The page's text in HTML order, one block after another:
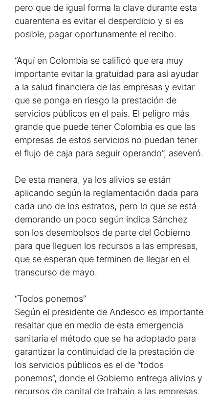
pero que de igual forma la clave durante esta
cuarentena es evitar el desperdicio y si es
posible, pagar oportunamente el recibo.
“Aquí en Colombia se calificó que era muy
importante evitar la gratuidad para así ayudar
a la salud financiera de las empresas y evitar
que se ponga en riesgo la prestación de
servicios públicos en el país. El peligro más
grande que puede tener Colombia es que las
empresas de estos servicios no puedan tener
el flujo de caja para seguir operando”, aseveró.
De esta manera, ya los alivios se están
aplicando según la reglamentación dada para
cada uno de los estratos, pero lo que se está
demorando un poco según indica Sánchez
son los desembolsos de parte del Gobierno
para que lleguen los recursos a las empresas,
que se esperan que terminen de llegar en el
transcurso de mayo.
“Todos ponemos”
Según el presidente de Andesco es importante
resaltar que en medio de esta emergencia
sanitaria el método que se ha adoptado para
garantizar la continuidad de la prestación de
los servicios públicos es el de “todos
ponemos”, donde el Gobierno entrega alivios y
recursos de capital de trabajo a las empresas,